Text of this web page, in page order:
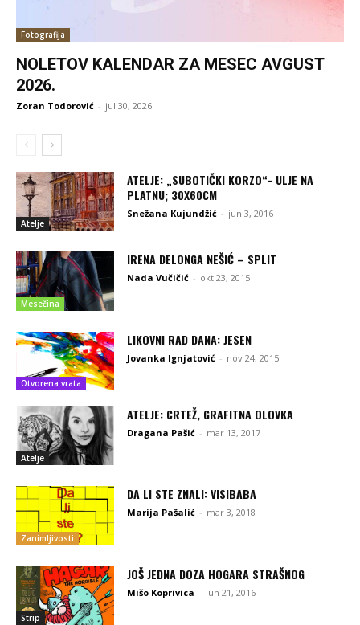
Fotografija
NOLETOV KALENDAR ZA MESEC AVGUST
2026.
Zoran Todorović - jul 30, 2026
Atelje
ATELJE: „SUBOTIČKI KORZO“- ULJE NA
PLATNU; 30X60CM
Snežana Kujundžić - jun 3, 2016
Mesečina
IRENA DELONGA NEŠIĆ – SPLIT
Nada Vučičić - okt 23, 2015
Otvorena vrata
LIKOVNI RAD DANA: JESEN
Jovanka Ignjatović - nov 24, 2015
Atelje
ATELJE: CRTEŽ, GRAFITNA OLOVKA
Dragana Pašić - mar 13, 2017
Zanimljivosti
DA LI STE ZNALI: VISIBABA
Marija Pašalić - mar 3, 2018
Strip
JOŠ JEDNA DOZA HOGARA STRAŠNOG
Mišo Koprivica - jun 21, 2016